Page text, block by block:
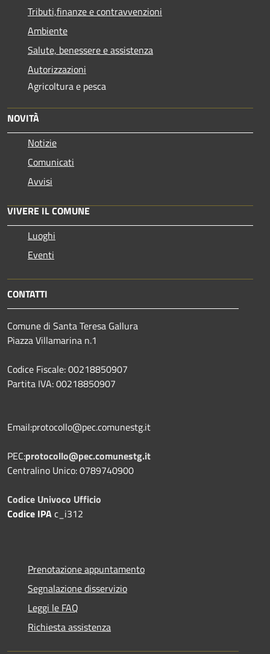
Tributi,finanze e contravvenzioni
Ambiente
Salute, benessere e assistenza
Autorizzazioni
Agricoltura e pesca
NOVITÀ
Notizie
Comunicati
Avvisi
VIVERE IL COMUNE
Luoghi
Eventi
CONTATTI
Comune di Santa Teresa Gallura
Piazza Villamarina n.1
Codice Fiscale: 00218850907
Partita IVA: 00218850907
Email:protocollo@pec.comunestg.it
PEC:protocollo@pec.comunestg.it
Centralino Unico: 0789740900
Codice Univoco Ufficio
Codice IPAc_i312
Prenotazione appuntamento
Segnalazione disservizio
Leggi le FAQ
Richiesta assistenza